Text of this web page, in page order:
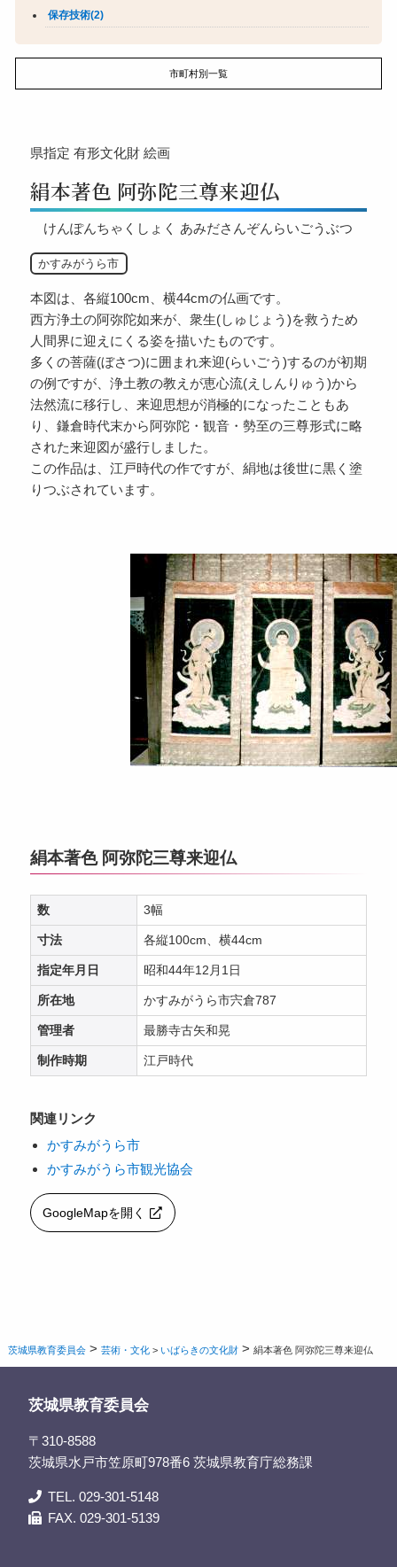
保存技術(2)
市町村別一覧
県指定 有形文化財 絵画
絹本著色 阿弥陀三尊来迎仏
けんぽんちゃくしょく あみださんぞんらいごうぶつ
かすみがうら市
本図は、各縦100cm、横44cmの仏画です。
西方浄土の阿弥陀如来が、衆生(しゅじょう)を救うため
人間界に迎えにくる姿を描いたものです。
多くの菩薩(ぼさつ)に囲まれ来迎(らいごう)するのが初期
の例ですが、浄土教の教えが恵心流(えしんりゅう)から
法然流に移行し、来迎思想が消極的になったこともあ
り、鎌倉時代末から阿弥陀・観音・勢至の三尊形式に略
された来迎図が盛行しました。
この作品は、江戸時代の作ですが、絹地は後世に黒く塗
りつぶされています。
絹本著色 阿弥陀三尊来迎仏
数 3幅
寸法 各縦100cm、横44cm
指定年月日 昭和44年12月1日
所在地 かすみがうら市宍倉787
管理者 最勝寺古矢和晃
制作時期 江戸時代
関連リンク
かすみがうら市
かすみがうら市観光協会
GoogleMapを開く
茨城県教育委員会 >芸術・文化 > いばらきの文化財 >絹本著色 阿弥陀三尊来迎仏
茨城県教育委員会
〒310-8588
茨城県水戸市笠原町978番6 茨城県教育庁総務課
TEL. 029-301-5148
FAX. 029-301-5139